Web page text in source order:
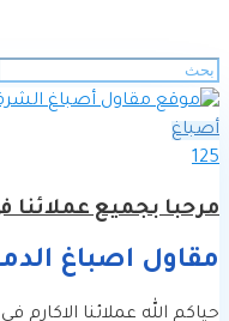
البحث
عن:
أصباغ
125
مرحبا بجميع عملائنا
مقاول اصباغ
حياكم الله عملائنا الاكارم